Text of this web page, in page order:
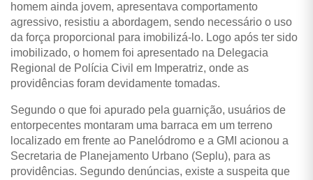
homem ainda jovem, apresentava comportamento
agressivo, resistiu a abordagem, sendo necessário o uso
da força proporcional para imobilizá-lo. Logo após ter sido
imobilizado, o homem foi apresentado na Delegacia
Regional de Polícia Civil em Imperatriz, onde as
providências foram devidamente tomadas.
Segundo o que foi apurado pela guarnição, usuários de
entorpecentes montaram uma barraca em um terreno
localizado em frente ao Panelódromo e a GMI acionou a
Secretaria de Planejamento Urbano (Seplu), para as
providências. Segundo denúncias, existe a suspeita que